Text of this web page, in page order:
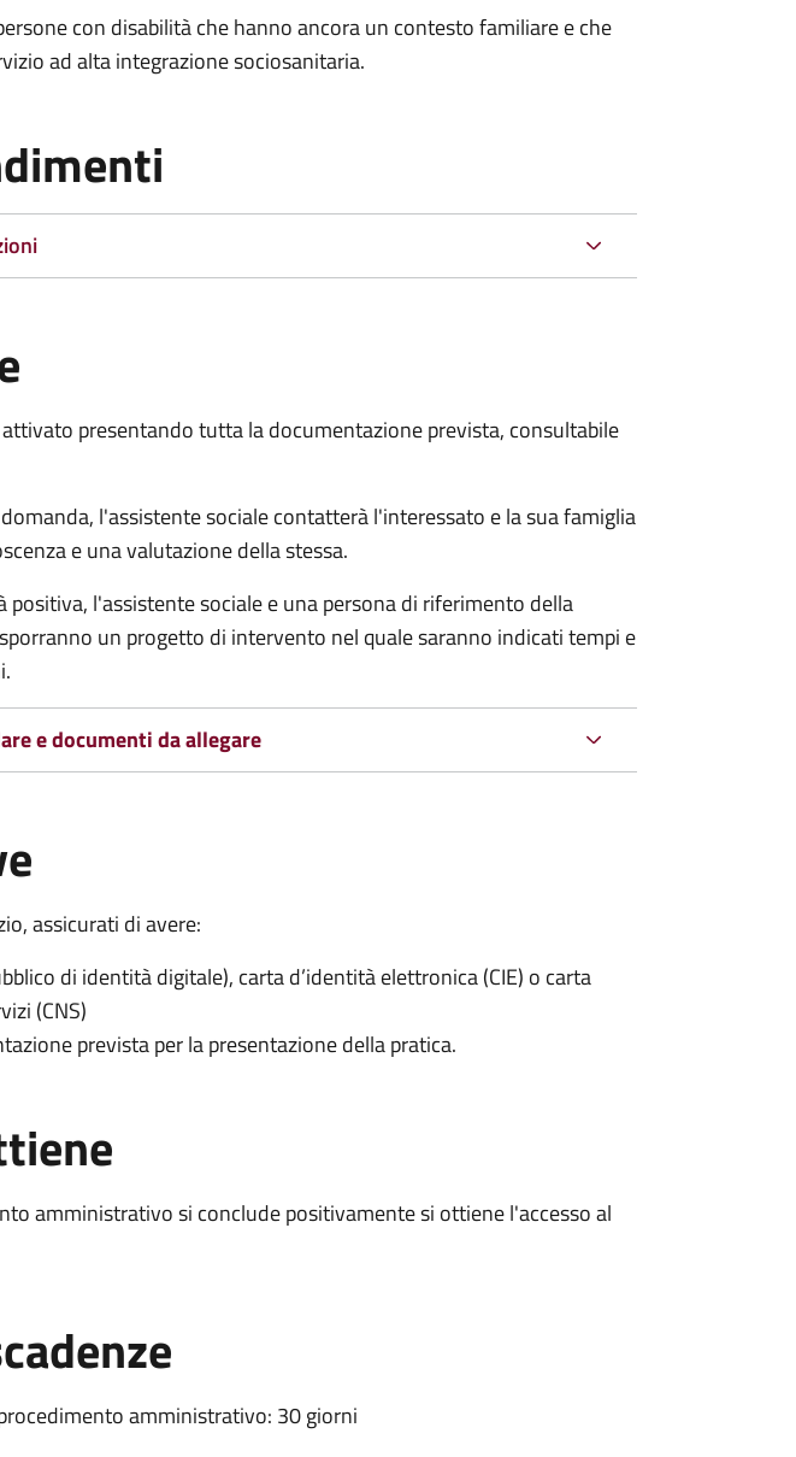
con disabilità che hanno ancora un contesto familiare e che
ad alta integrazione sociosanitaria.
presentando tutta la documentazione prevista, consultabile
l'assistente sociale contatterà l'interessato e la sua famiglia
e una valutazione della stessa.
positiva, l'assistente sociale e una persona di riferimento della
un progetto di intervento nel quale saranno indicati tempi e
e documenti da allegare
assicurati di avere:
di identità digitale), carta d’identità elettronica (CIE) o carta
(CNS)
prevista per la presentazione della pratica.
amministrativo si conclude positivamente si ottiene l'accesso al
amministrativo: 30 giorni